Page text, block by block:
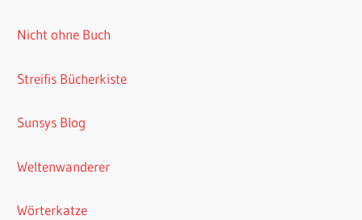
Nicht ohne Buch
Streifis Bücherkiste
Sunsys Blog
Weltenwanderer
Wörterkatze